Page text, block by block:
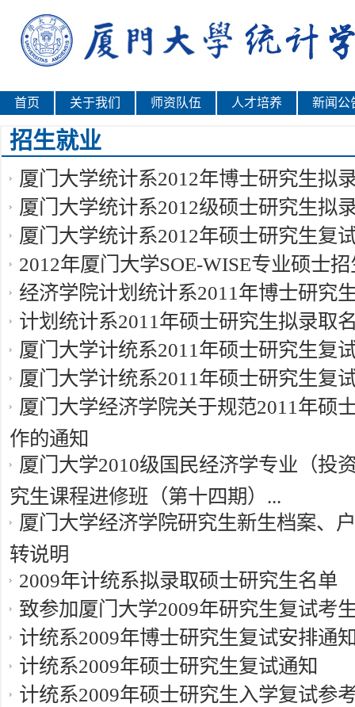
首页 关于我们 师资队伍 人才培养 新闻公
招生就业
厦门大学统计系2012年博士研究生拟
厦门大学统计系2012级硕士研究生拟
厦门大学统计系2012年硕士研究生复
2012年厦门大学SOE-WISE专业硕士
经济学院计划统计系2011年博士研究
计划统计系2011年硕士研究生拟录取
厦门大学计统系2011年硕士研究生复
厦门大学计统系2011年硕士研究生复
厦门大学经济学院关于规范2011年硕
作的通知
厦门大学2010级国民经济学专业（投
究生课程进修班（第十四期）...
厦门大学经济学院研究生新生档案、
转说明
2009年计统系拟录取硕士研究生名单
致参加厦门大学2009年研究生复试考
计统系2009年博士研究生复试安排通
计统系2009年硕士研究生复试通知
计统系2009年硕士研究生入学复试参